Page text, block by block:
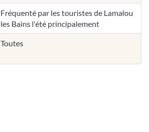
Fréquenté par les touristes de Lamalou
les Bains l'été principalement
Toutes